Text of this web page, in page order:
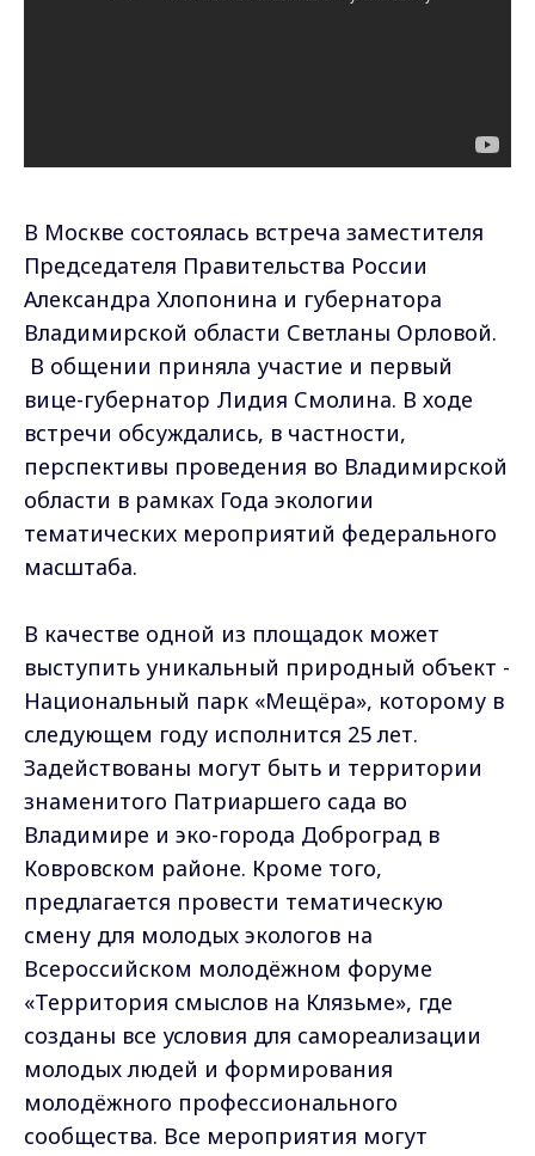
В Москве состоялась встреча заместителя
Председателя Правительства России
Александра Хлопонина и губернатора
Владимирской области Светланы Орловой.
В общении приняла участие и первый
вице-губернатор Лидия Смолина. В ходе
встречи обсуждались, в частности,
перспективы проведения во Владимирской
области в рамках Года экологии
тематических мероприятий федерального
масштаба.
В качестве одной из площадок может
выступить уникальный природный объект -
Национальный парк «Мещёра», которому в
следующем году исполнится 25 лет.
Задействованы могут быть и территории
знаменитого Патриаршего сада во
Владимире и эко-города Доброград в
Ковровском районе. Кроме того,
предлагается провести тематическую
смену для молодых экологов на
Всероссийском молодёжном форуме
«Территория смыслов на Клязьме», где
созданы все условия для самореализации
молодых людей и формирования
молодёжного профессионального
сообщества. Все мероприятия могут